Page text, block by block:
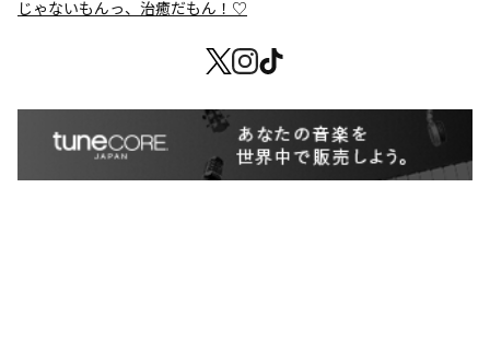
じゃないもんっ、治癒だもん！♡